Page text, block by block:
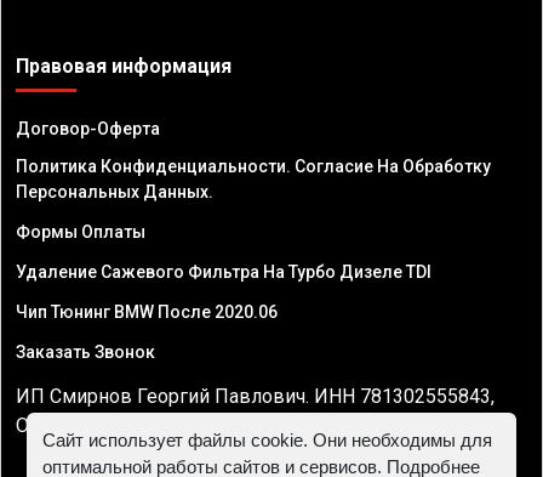
Правовая информация
Договор-Оферта
Политика Конфиденциальности. Согласие На Обработку
Персональных Данных.
Формы Оплаты
Удаление Сажевого Фильтра На Турбо Дизеле TDI
Чип Тюнинг BMW После 2020.06
Заказать Звонок
ИП Смирнов Георгий Павлович. ИНН 781302555843,
ОГРНИП 324470400032610
Сайт использует файлы cookie. Они необходимы для
оптимальной работы сайтов и сервисов. Подробнее